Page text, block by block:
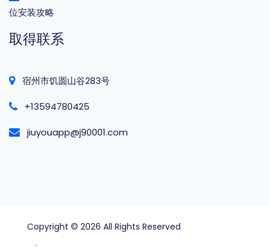
位安装攻略
取得联系
宿州市饥圆山谷283号
+13594780425
jiuyouapp@j90001.com
Copyright © 2026 All Rights Reserved
.